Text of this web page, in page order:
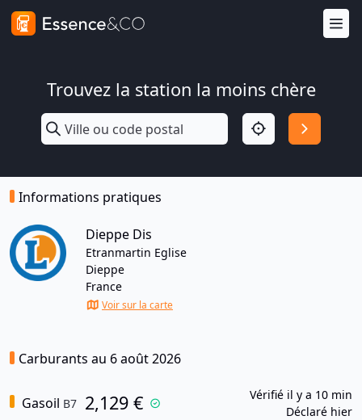
Trouvez la station la moins chère
Informations pratiques
Dieppe Dis
Etranmartin Eglise
Dieppe
France
Voir sur la carte
Carburants au 6 août 2026
Gasoil B7 2,129 €
Vérifié il y a 10 min
Déclaré hier